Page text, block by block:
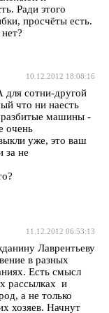
Ради этого
просчёты есть.
10.12.2012 18:08:16
для сотни-другой
что ни наесть
машины -
очень
уже, это ваш
за не
11.12.2012 06:53:13
Лаврентьеву
в разных
Есть смысл
рассылках и
а не только
хозяев. Начнут